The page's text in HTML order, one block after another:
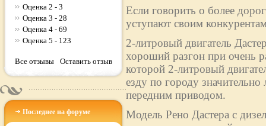
Оценка 2 - 3
Оценка 3 - 28
Оценка 4 - 69
Оценка 5 - 123
Все отзывы Оставить отзыв
Последнее на форуме
Если говорить о более
уступают своим
2-литровый двигатель
хороший разгон при очень
которой 2-литровый
езду по городу
передним приводом.
Модель Рено Дастера с